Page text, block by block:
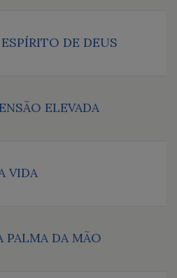
DE DEUS
ELEVADA
VIDA
PALMA DA MÃO